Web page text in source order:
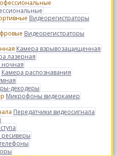
Видеорегистраторы
Видеорегистраторы
Камера взрывозащищенная
лазерная
Камера распознавания
декодеры
Микрофоны видеокамер
Передатчики видеосигнала